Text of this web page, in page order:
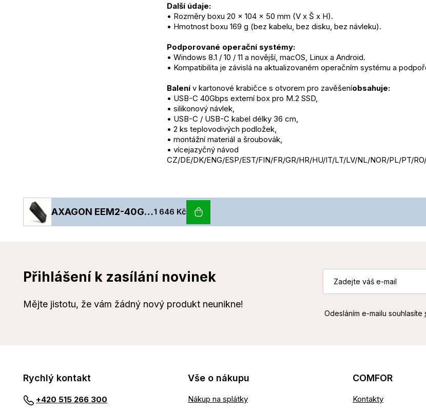
Další údaje:
• Rozměry boxu 20 x 104 x 50 mm (V x Š x H).
• Hmotnost boxu 169 g (bez kabelu, bez disku, bez návleku).
Podporované operační systémy:
• Windows 8.1 / 10 / 11 a novější, macOS, Linux a Android.
• Kompatibilita je závislá na aktualizovaném operačním systému a
Balení v kartonové krabičce s otvorem pro zavěšeníobsahuje:
• USB-C 40Gbps externí box pro M.2 SSD,
• silikonový návlek,
• USB-C / USB-C kabel délky 36 cm,
• 2 ks teplovodivých podložek,
• montážní materiál a šroubovák,
• vícejazyčný návod
CZ/DE/DK/ENG/ESP/EST/FIN/FR/GR/HR/HU/IT/LT/LV/NL/NOR/PL/PT/
AXAGON EEM2-40G, USB-C 40Gbps externí box pro M.2 NVMe SSD, zesílený hliník1 646 Kč
Přihlášení k zasílání novinek
Mějte jistotu, že vám žádný nový produkt neunikne!
Odesláním e-mailu souhlasíte
Rychlý kontakt
+420 515 266 300
Vše o nákupu
Nákup na splátky
COMFOR
Kontakty